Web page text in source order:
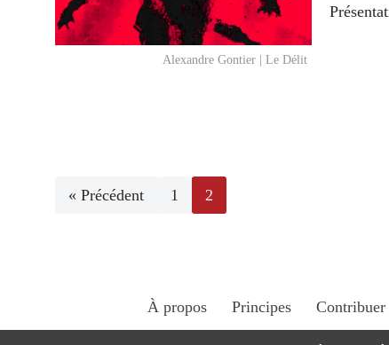
Alexandre Gontier | Le Délit
« Précédent 1 2
À propos Principes Contribuer